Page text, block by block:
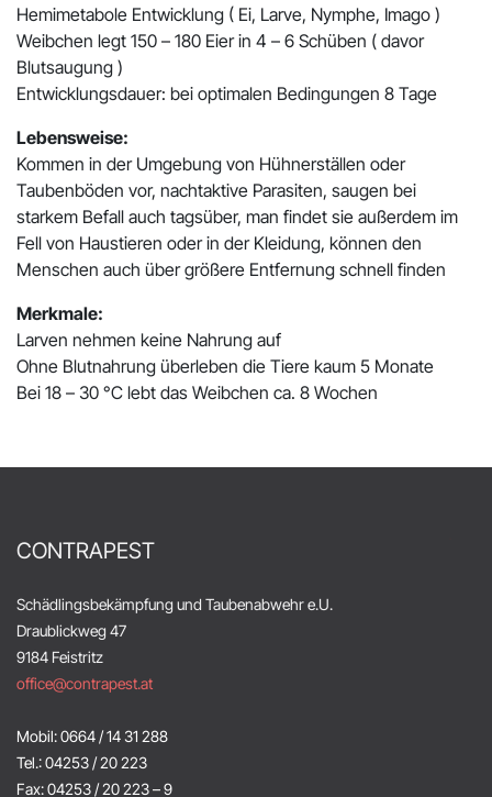
Hemimetabole Entwicklung ( Ei, Larve, Nymphe, Imago )
Weibchen legt 150 – 180 Eier in 4 – 6 Schüben ( davor
Blutsaugung )
Entwicklungsdauer: bei optimalen Bedingungen 8 Tage
Lebensweise:
Kommen in der Umgebung von Hühnerställen oder
Taubenböden vor, nachtaktive Parasiten, saugen bei
starkem Befall auch tagsüber, man findet sie außerdem im
Fell von Haustieren oder in der Kleidung, können den
Menschen auch über größere Entfernung schnell finden
Merkmale:
Larven nehmen keine Nahrung auf
Ohne Blutnahrung überleben die Tiere kaum 5 Monate
Bei 18 – 30 °C lebt das Weibchen ca. 8 Wochen
CONTRAPEST
Schädlingsbekämpfung und Taubenabwehr e.U.
Draublickweg 47
9184 Feistritz
office@contrapest.at
Mobil: 0664 / 14 31 288
Tel.: 04253 / 20 223
Fax: 04253 / 20 223 – 9